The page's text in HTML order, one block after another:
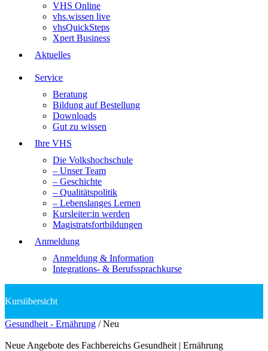
VHS Online
vhs.wissen live
vhsQuickSteps
Xpert Business
Aktuelles
Service
Beratung
Bildung auf Bestellung
Downloads
Gut zu wissen
Ihre VHS
Die Volkshochschule
– Unser Team
– Geschichte
– Qualitätspolitik
– Lebenslanges Lernen
Kursleiter:in werden
Magistratsfortbildungen
Anmeldung
Anmeldung & Information
Integrations- & Berufssprachkurse
Gesundheit - Ernährung /Neu
Neue Angebote des Fachbereichs Gesundheit | Ernährung